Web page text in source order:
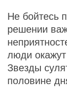
Не бойтесь
решении
люди
Звезды
половине